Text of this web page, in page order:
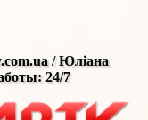
/ Юліана
24/7